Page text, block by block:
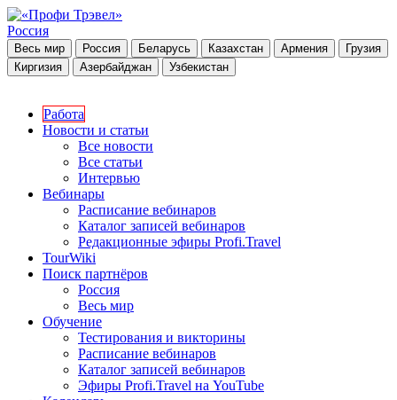
Россия
Весь мир Россия Беларусь Казахстан Армения
Грузия
Киргизия
Азербайджан Узбекистан
Работа
Новости и статьи
Все новости
Все статьи
Интервью
Вебинары
Расписание вебинаров
Каталог записей вебинаров
Редакционные эфиры Profi.Travel
TourWiki
Поиск партнёров
Россия
Весь мир
Обучение
Тестирования и викторины
Расписание вебинаров
Каталог записей вебинаров
Эфиры Profi.Travel на YouTube